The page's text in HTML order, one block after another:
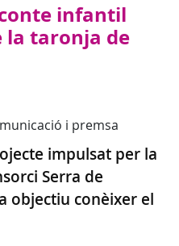
infantil
la taronja de
i premsa
impulsat per la
Serra de
objectiu conèixer el